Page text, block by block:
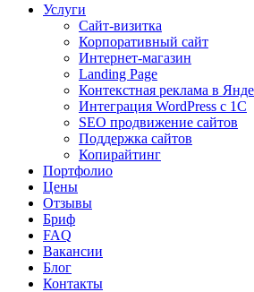
Услуги
Сайт-визитка
Корпоративный сайт
Интернет-магазин
Landing Page
Контекстная реклама в
Интеграция WordPress c 1C
SEO продвижение сайтов
Поддержка сайтов
Копирайтинг
Портфолио
Цены
Отзывы
Бриф
FAQ
Вакансии
Блог
Контакты